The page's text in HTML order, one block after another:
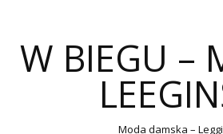
W BIEGU –
Moda damska –